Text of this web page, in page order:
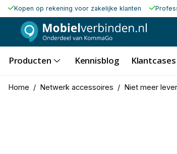
Kopen op rekening voor zakelijke klanten
Producten Kennisblog Klantcases
Home / Netwerk accessoires / Niet meer